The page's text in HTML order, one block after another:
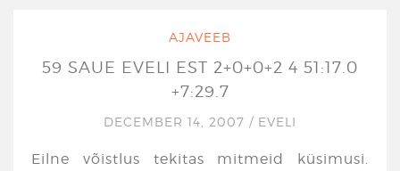
AJAVEEB
59 SAUE EVELI EST 2+0+0+2 4 51:17.0
+7:29.7
DECEMBER 14, 2007 / EVELI
Eilne võistlus tekitas mitmeid küsimusi.